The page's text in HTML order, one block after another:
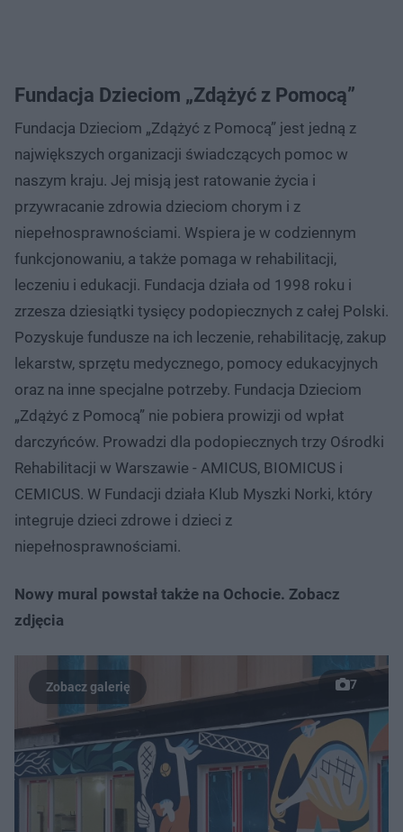
Fundacja Dzieciom „Zdążyć z Pomocą”
Fundacja Dzieciom „Zdążyć z Pomocą” jest jedną z
największych organizacji świadczących pomoc w
naszym kraju. Jej misją jest ratowanie życia i
przywracanie zdrowia dzieciom chorym i z
niepełnosprawnościami. Wspiera je w codziennym
funkcjonowaniu, a także pomaga w rehabilitacji,
leczeniu i edukacji. Fundacja działa od 1998 roku i
zrzesza dziesiątki tysięcy podopiecznych z całej Polski.
Pozyskuje fundusze na ich leczenie, rehabilitację, zakup
lekarstw, sprzętu medycznego, pomocy edukacyjnych
oraz na inne specjalne potrzeby. Fundacja Dzieciom
„Zdążyć z Pomocą” nie pobiera prowizji od wpłat
darczyńców. Prowadzi dla podopiecznych trzy Ośrodki
Rehabilitacji w Warszawie - AMICUS, BIOMICUS i
CEMICUS. W Fundacji działa Klub Myszki Norki, który
integruje dzieci zdrowe i dzieci z
niepełnosprawnościami.
Nowy mural powstał także na Ochocie. Zobacz
zdjęcia
7